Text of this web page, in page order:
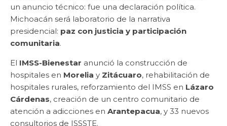
un anuncio técnico: fue una declaración política.
Michoacán será laboratorio de la narrativa
presidencial: paz con justicia y participación
comunitaria.
El IMSS-Bienestar anunció la construcción de
hospitales en Morelia y Zitácuaro, rehabilitación de
hospitales rurales, reforzamiento del IMSS en Lázaro
Cárdenas, creación de un centro comunitario de
atención a adicciones en Arantepacua, y 33 nuevos
consultorios de ISSSTE.